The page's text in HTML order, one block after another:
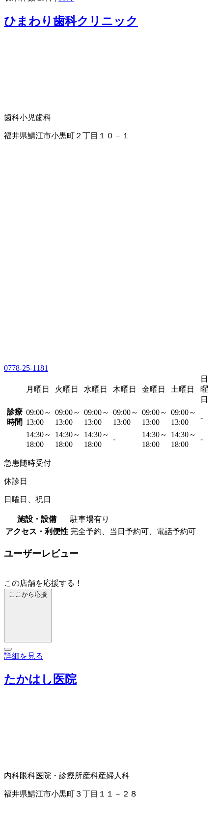
ひまわり歯科クリニック
歯科小児歯科
福井県鯖江市小黒町２丁目１０－１
0778-25-1181
月曜日 火曜日 水曜日 木曜日 金曜日 土曜日
日
曜
日
診療
時間
09:00～
13:00
09:00～
13:00
09:00～
13:00
09:00～
13:00
09:00～
13:00
09:00～
13:00
-
14:30～
18:00
14:30～
18:00
14:30～
18:00
-
14:30～
18:00
14:30～
18:00
-
急患随時受付
休診日
日曜日、祝日
施設・設備
駐車場有り
アクセス・利便性 完全予約、当日予約可、電話予約可
ユーザーレビュー
この店舗を応援する！
ここから応援
詳細を見る
たかはし医院
内科眼科医院・診療所産科産婦人科
福井県鯖江市小黒町３丁目１１－２８